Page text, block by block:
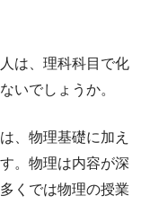
は、理科科目で化
いでしょうか。
、物理基礎に加え
。物理は内容が深
くでは物理の授業